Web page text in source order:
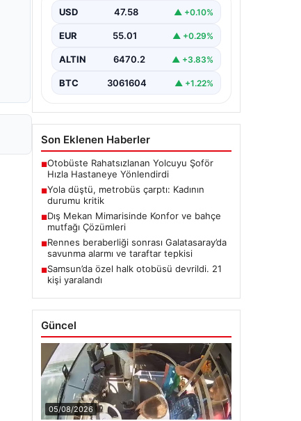
USD 47.58 ▲ +0.10%
EUR 55.01 ▲ +0.29%
ALTIN 6470.2 ▲ +3.83%
BTC 3061604 ▲ +1.22%
Son Eklenen Haberler
■Otobüste Rahatsızlanan Yolcuyu Şoför
Hızla Hastaneye Yönlendirdi
■Yola düştü, metrobüs çarptı: Kadının
durumu kritik
■Dış Mekan Mimarisinde Konfor ve bahçe
mutfağı Çözümleri
■Rennes beraberliği sonrası Galatasaray’da
savunma alarmı ve taraftar tepkisi
■Samsun’da özel halk otobüsü devrildi. 21
kişi yaralandı
Güncel
05/08/2026